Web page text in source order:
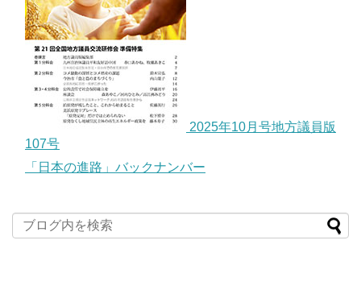
2025年10月号地方議員版
107号
「日本の進路」バックナンバー